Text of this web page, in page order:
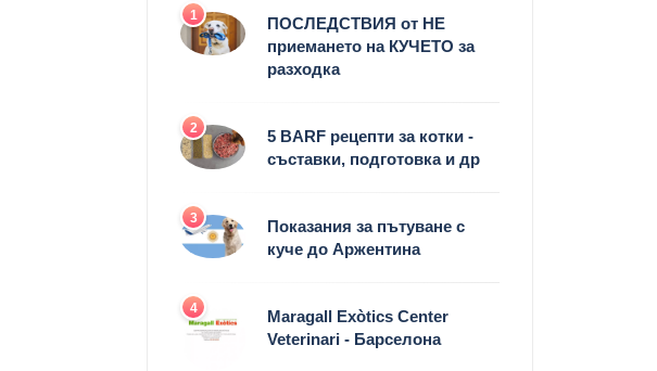
1
ПОСЛЕДСТВИЯ от НЕ
приемането на КУЧЕТО за
разходка
2
5 BARF рецепти за котки -
съставки, подготовка и др
3
Показания за пътуване с
куче до Аржентина
4
Maragall Exòtics Center
Veterinari - Барселона